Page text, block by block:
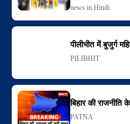
news in Hindi
पीलीभीत में बुजुर्ग
PILIBHIT
बिहार की
PATNA